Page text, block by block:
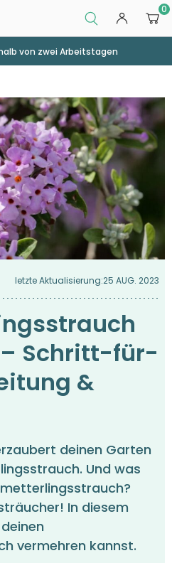
0
von zwei Arbeitstagen
letzte Aktualisierung:25 AUG. 2023
Schritt-für-
&
deinen Garten
Und was
In diesem
vermehren kannst.